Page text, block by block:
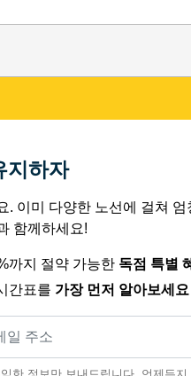
지하자
. 이미 다양한 노선에 걸쳐
함께하세요!
까지 절약 가능한 독점 특별
간표를 가장 먼저 알아보세요